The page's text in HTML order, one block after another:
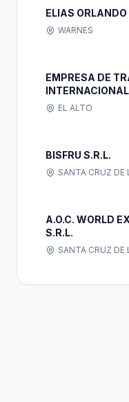
ELIAS
WARNES
EMPRESA DE
TRUCK'S S.R.L."
EL ALTO
BISFRU S.R.L.
SANTA CRUZ DE
A.O.C. WORLD
S.R.L.
SANTA CRUZ DE